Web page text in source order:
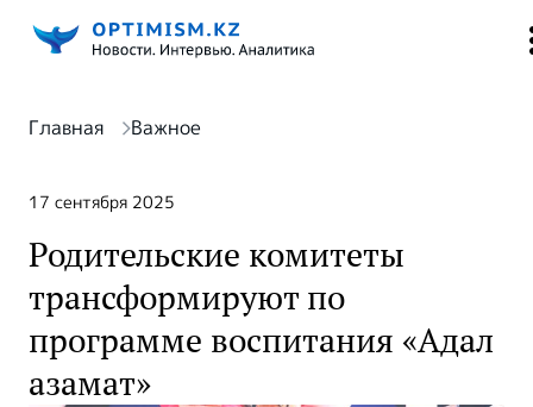
Главная Важное
17 сентября 2025
Родительские комитеты
трансформируют по
программе воспитания «Адал
азамат»